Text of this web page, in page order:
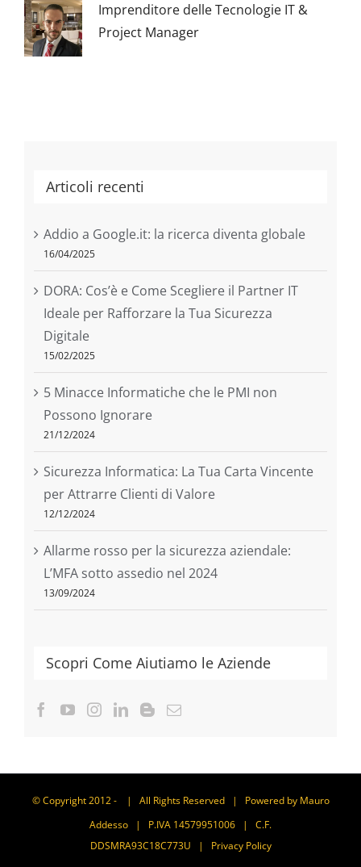
Imprenditore delle Tecnologie IT &
Project Manager
Articoli recenti
Addio a Google.it: la ricerca diventa globale
16/04/2025
DORA: Cos’è e Come Scegliere il Partner IT
Ideale per Rafforzare la Tua Sicurezza
Digitale
15/02/2025
5 Minacce Informatiche che le PMI non
Possono Ignorare
21/12/2024
Sicurezza Informatica: La Tua Carta Vincente
per Attrarre Clienti di Valore
12/12/2024
Allarme rosso per la sicurezza aziendale:
L’MFA sotto assedio nel 2024
13/09/2024
Scopri Come Aiutiamo le Aziende
© Copyright 2012 - | All Rights Reserved | Powered by Mauro
Addesso | P.IVA 14579951006 | C.F.
DDSMRA93C18C773U | Privacy Policy